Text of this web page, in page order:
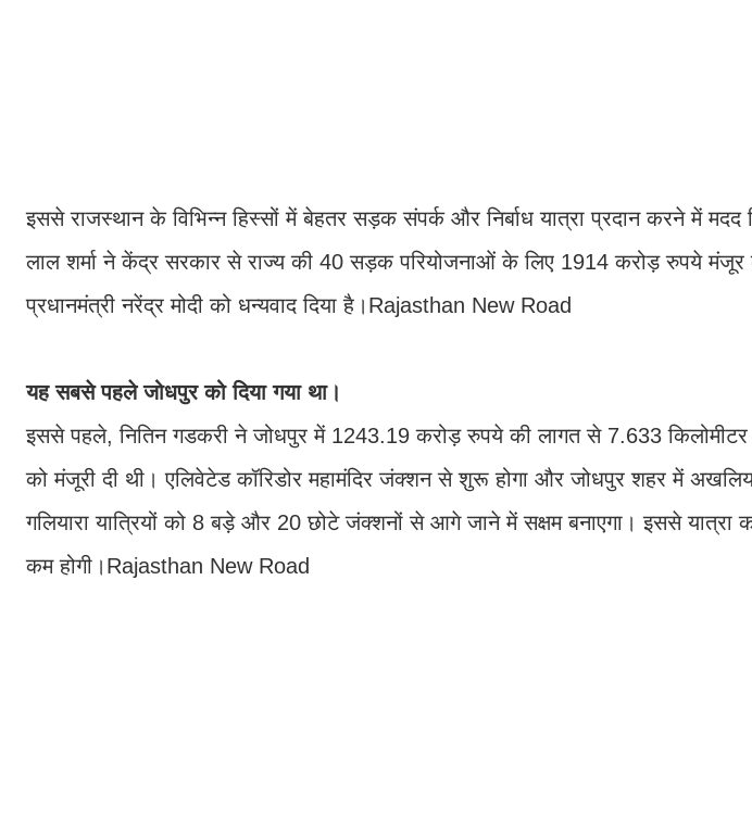
इससे राजस्थान के विभिन्न हिस्सों में बेहतर सड़क संपर्क और निर्बाध यात्रा प्रदान करने में
लाल शर्मा ने केंद्र सरकार से राज्य की 40 सड़क परियोजनाओं के लिए 1914 करोड़ रुपये
प्रधानमंत्री नरेंद्र मोदी को धन्यवाद दिया है।Rajasthan New Road
यह सबसे पहले जोधपुर को दिया गया था।
इससे पहले, नितिन गडकरी ने जोधपुर में 1243.19 करोड़ रुपये की लागत से 7.633 किलोमीटर
को मंजूरी दी थी। एलिवेटेड कॉरिडोर महामंदिर जंक्शन से शुरू होगा और जोधपुर शहर में अखलिया
गलियारा यात्रियों को 8 बड़े और 20 छोटे जंक्शनों से आगे जाने में सक्षम बनाएगा। इससे यात्रा
कम होगी।Rajasthan New Road